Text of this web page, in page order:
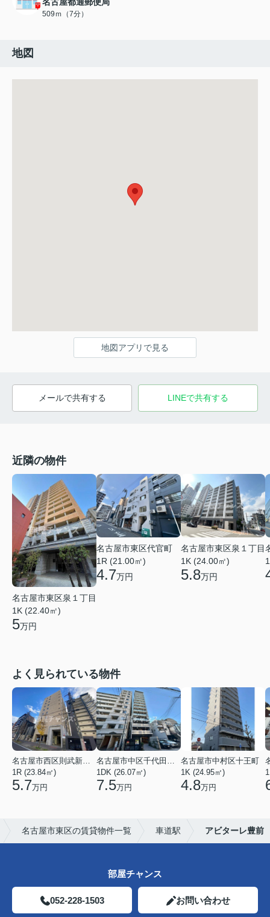
名古屋都通郵便局
509ｍ（7分）
地図
地図アプリで見る
メールで共有する LINEで共有する
近隣の物件
名古屋市東区泉１丁目
1K (22.40㎡)
5万円
名古屋市東区代官町
1R (21.00㎡)
4.7万円
名古屋市東区泉１丁目
1K (24.00㎡)
5.8万円
よく見られている物件
1R (23.84㎡)
5.7万円
1DK (26.07㎡)
7.5万円
名古屋市中村区十王町
1K (24.95㎡)
4.8万円
名古屋市東区の賃貸物件一覧 車道駅 アビターレ豊前
部屋チャンス
052-228-1503 お問い合わせ